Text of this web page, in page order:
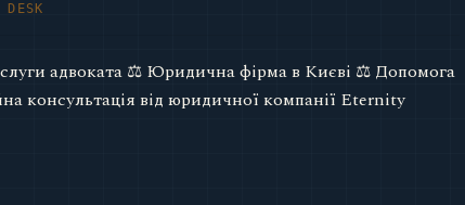
адвоката ⚖️ Юридична фірма в Києві ⚖️ Допомога
консультація від юридичної компанії Eternity